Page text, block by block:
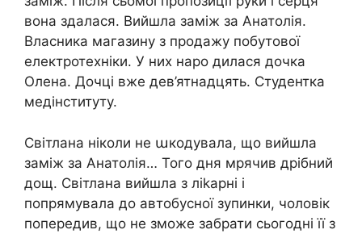
вона здалася. Вийшла заміж за Анатолія.
Власника магазину з продажу побутової
електротехніки. У них наро дилася дочка
Олена. Дочці вже дев’ятнадцять. Студентка
медінституту.
Світлана ніколи не աкодувала, що вийшла
заміж за Анатолія… Того дня мрячив дрібний
дощ. Світлана вийшла з ліkарні і
попрямувала до автобусної зупинки, чоловік
попередив, що не зможе забрати сьогодні її з